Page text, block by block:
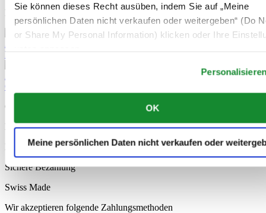
Sie können dieses Recht ausüben, indem Sie auf „Meine
persönlichen Daten nicht verkaufen oder weitergeben“ (Do
or Share My Personal Information) klicken oder Ihre
OK
Meine persönlichen Daten nicht verkaufen oder
Mehr über padel
DS-7 Chrono Auto: Aufschlag für einen neuen Sportzeitmesser
Certina weitet das Engagement im Padel-Sport aus
Offizieller Händler
Kostenlose Lieferung
Kostenlose Rücksendung
Sichere Bezahlung
Swiss Made
Wir akzeptieren folgende Zahlungsmethoden